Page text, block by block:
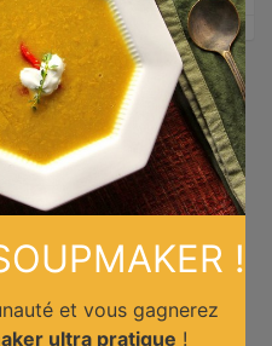
!
et vous gagnerez
ultra pratique !